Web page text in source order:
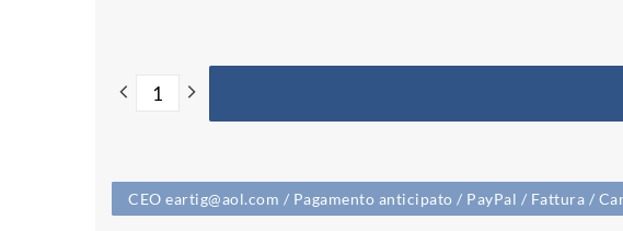
CEO eartig@aol.com / Pagamento anticipato / PayPal / Fattura /